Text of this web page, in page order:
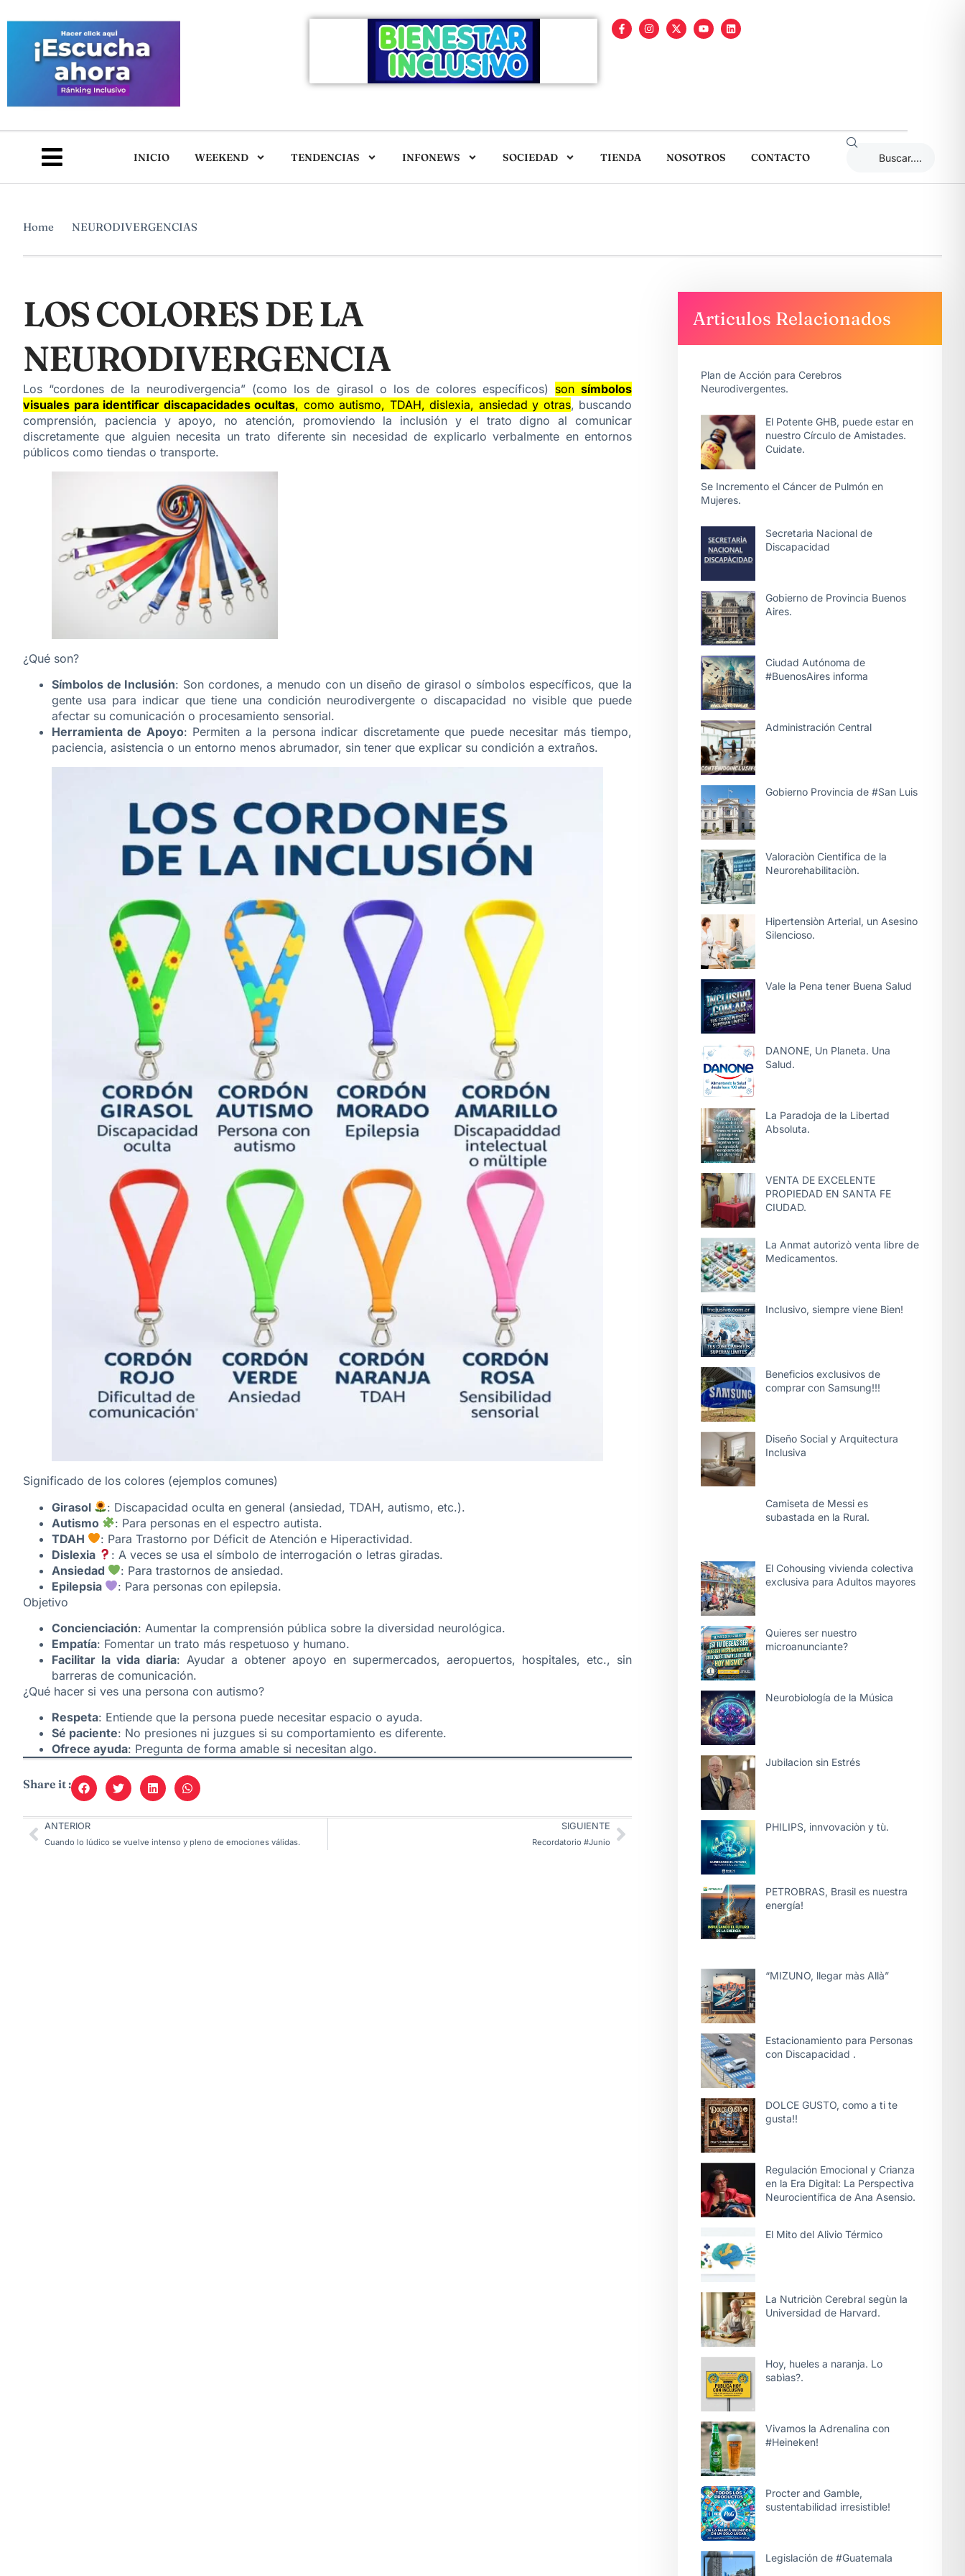
INICIO WEEKEND TENDENCIAS INFONEWS SOCIEDAD TIENDA NOSOTROS CONTACTO
Home NEURODIVERGENCIAS
LOS COLORES DE LA
NEURODIVERGENCIA
Los “cordones de la neurodivergencia” (como los de girasol o los de colores específicos) sonsímbolos
visuales para identificar discapacidades ocultas, como autismo, TDAH, dislexia, ansiedad y otras, buscando
comprensión, paciencia y apoyo, no atención, promoviendo la inclusión y el trato digno al comunicar
discretamente que alguien necesita un trato diferente sin necesidad de explicarlo verbalmente en entornos
públicos como tiendas o transporte.
¿Qué son?
Símbolos de Inclusión: Son cordones, a menudo con un diseño de girasol o símbolos específicos, que la
gente usa para indicar que tiene una condición neurodivergente o discapacidad no visible que puede
afectar su comunicación o procesamiento sensorial.
Herramienta de Apoyo: Permiten a la persona indicar discretamente que puede necesitar más tiempo,
paciencia, asistencia o un entorno menos abrumador, sin tener que explicar su condición a extraños.
Significado de los colores (ejemplos comunes)
Girasol
: Discapacidad oculta en general (ansiedad, TDAH, autismo, etc.).
Autismo
: Para personas en el espectro autista.
TDAH
: Para Trastorno por Déficit de Atención e Hiperactividad.
Dislexia
: A veces se usa el símbolo de interrogación o letras giradas.
Ansiedad
: Para trastornos de ansiedad.
Epilepsia
: Para personas con epilepsia.
Objetivo
Concienciación: Aumentar la comprensión pública sobre la diversidad neurológica.
Empatía: Fomentar un trato más respetuoso y humano.
Facilitar la vida diaria: Ayudar a obtener apoyo en supermercados, aeropuertos, hospitales, etc., sin
barreras de comunicación.
¿Qué hacer si ves una persona con autismo?
Respeta: Entiende que la persona puede necesitar espacio o ayuda.
Sé paciente: No presiones ni juzgues si su comportamiento es diferente.
Ofrece ayuda: Pregunta de forma amable si necesitan algo.
Share it :
ANTERIOR
Cuando lo lúdico se vuelve intenso y pleno de emociones válidas.
SIGUIENTE
Recordatorio #Junio
Articulos Relacionados
Plan de Acción para Cerebros
Neurodivergentes.
El Potente GHB, puede estar en
nuestro Círculo de Amistades.
Cuidate.
Se Incremento el Cáncer de Pulmón en
Mujeres.
Secretarìa Nacional de
Discapacidad
Gobierno de Provincia Buenos
Aires.
Ciudad Autónoma de
#BuenosAires informa
Administración Central
Gobierno Provincia de #San Luis
Valoraciòn Cientifica de la
Neurorehabilitaciòn.
Hipertensiòn Arterial, un Asesino
Silencioso.
Vale la Pena tener Buena Salud
DANONE, Un Planeta. Una
Salud.
La Paradoja de la Libertad
Absoluta.
VENTA DE EXCELENTE
PROPIEDAD EN SANTA FE
CIUDAD.
La Anmat autorizò venta libre de
Medicamentos.
Inclusivo, siempre viene Bien!
Beneficios exclusivos de
comprar con Samsung!!!
Diseño Social y Arquitectura
Inclusiva
Camiseta de Messi es
subastada en la Rural.
El Cohousing vivienda colectiva
exclusiva para Adultos mayores
Quieres ser nuestro
microanunciante?
Neurobiología de la Música
Jubilacion sin Estrés
PHILIPS, innvovaciòn y tù.
PETROBRAS, Brasil es nuestra
energía!
“MIZUNO, llegar màs Allà”
Estacionamiento para Personas
con Discapacidad .
DOLCE GUSTO, como a ti te
gusta!!
Regulación Emocional y Crianza
en la Era Digital: La Perspectiva
Neurocientífica de Ana Asensio.
El Mito del Alivio Térmico
La Nutriciòn Cerebral segùn la
Universidad de Harvard.
Hoy, hueles a naranja. Lo
sabìas?.
Vivamos la Adrenalina con
#Heineken!
Procter and Gamble,
sustentabilidad irresistible!
Legislación de #Guatemala